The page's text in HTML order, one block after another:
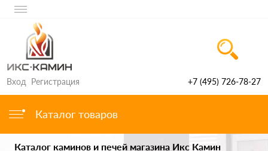
Вход Регистрация +7 (495) 726-78-27
Каталог товаров
Каталог каминов и печей магазина Икс Камин